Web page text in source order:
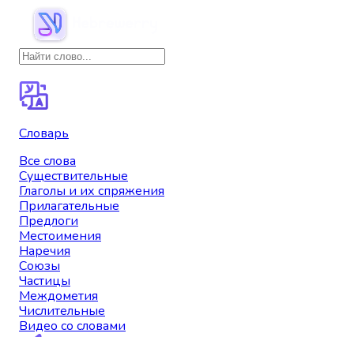
Словарь
Все слова
Существительные
Глаголы и их спряжения
Прилагательные
Предлоги
Местоимения
Наречия
Союзы
Частицы
Междометия
Числительные
Видео со словами